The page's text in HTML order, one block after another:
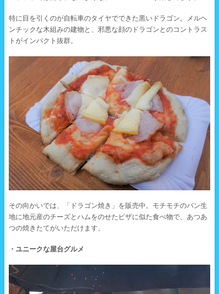
特に目を引くのが自転車のタイヤでできた黒いドラゴン。メルヘ
ンチックな木組みの建物と、邪悪な顔のドラゴンとのコントラス
トがインパクト抜群。
その向かいでは、「ドラゴン焼き」を販売中。モチモチのパン生
地に地元産のチーズとハムをのせたピザに似た食べ物で、あつあ
つの焼きたてがいただけます。
・ユニークな屋台グルメ